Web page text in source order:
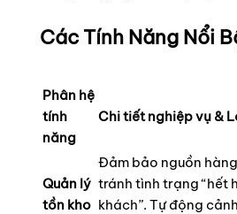
Các Tính Năng Nổi
Phân hệ
tính
năng
Chi tiết nghiệp vụ &
Quản lý
tồn kho
Đảm bảo nguồn
tránh tình trạng “hết
khách”. Tự động